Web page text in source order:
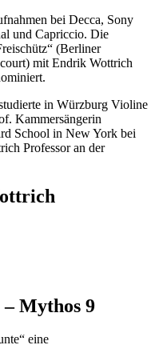
bei Decca, Sony
und Capriccio. Die
(Berliner
mit Endrik Wottrich
in Würzburg Violine
Kammersängerin
School in New York bei
Professor an der
Mythos 9
eine